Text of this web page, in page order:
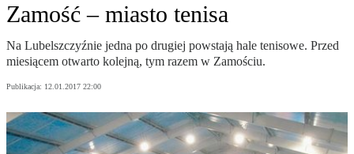
Zamość – miasto tenisa
Na Lubelszczyźnie jedna po drugiej powstają hale tenisowe. Przed
miesiącem otwarto kolejną, tym razem w Zamościu.
Publikacja: 12.01.2017 22:00